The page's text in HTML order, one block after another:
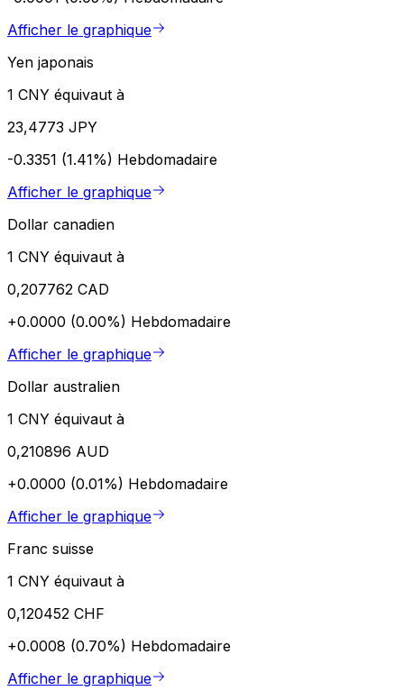
Afficher le graphique
Yen japonais
1 CNY équivaut à
23,4773 JPY
-0.3351 (1.41%) Hebdomadaire
Afficher le graphique
Dollar canadien
1 CNY équivaut à
0,207762 CAD
+0.0000 (0.00%) Hebdomadaire
Afficher le graphique
Dollar australien
1 CNY équivaut à
0,210896 AUD
+0.0000 (0.01%) Hebdomadaire
Afficher le graphique
Franc suisse
1 CNY équivaut à
0,120452 CHF
+0.0008 (0.70%) Hebdomadaire
Afficher le graphique